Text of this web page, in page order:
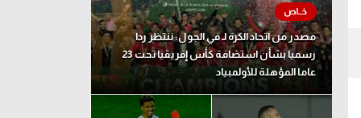
تحليل في الجول
حكايات في الجول
كويز في الجول
فيديو في الجول
مصدر من اتحاد الكرة لـ في الجول: ننتظر ردا
رسميا بشأن استضافة كأس إفريقيا تحت 23
عاما المؤهلة للأولمبياد